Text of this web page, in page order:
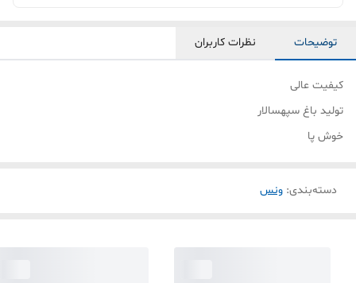
توضیحات نظرات کاربران
کیفیت عالی
تولید باغ سپهسالار
خوش پا
دسته‌بندی: ونس